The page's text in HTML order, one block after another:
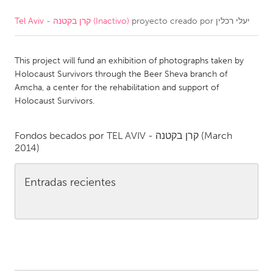
CANADA
Kitchener-Waterloo
New Glasgow
Newmarket
Ottawa
South Shore
MALAYSIA
Kuala Lumpur
Leiden
Tel Aviv - קרן בקטנה (Inactivo) proyecto creado por יעלי רכלין
This project will fund an exhibition of photographs taken by
Holocaust Survivors through the Beer Sheva branch of
Amcha, a center for the rehabilitation and support of
Holocaust Survivors.
Fondos becados por TEL AVIV - קרן בקטנה (March
2014)
Entradas recientes